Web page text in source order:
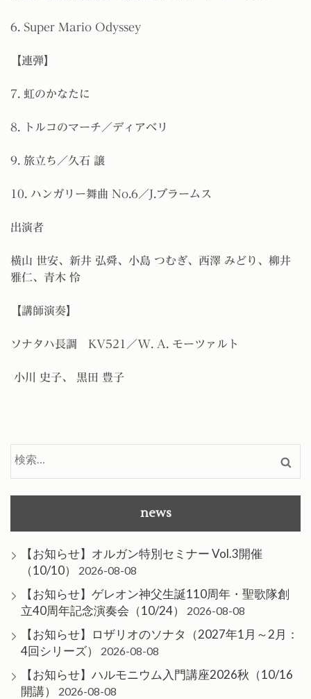
6. Super Mario Odyssey
【連弾】
7. 虹のかなたに
8. トルコのマーチ／ディアベリ
9. 旅立ち／久石 譲
10. ハンガリー舞曲 No.6／J.ブラームス
出演者
横山 世安、新井 弘舜、小島 つむぎ、西澤 みどり、柳井
雅仁、青木 怜
【講師演奏】
ソナタハ長調 KV521／W. A. モーツァルト
小川 史子、 黒田 豊子
news
【お知らせ】オルガン特別セミナー Vol.3開催
（10/10）
2026-08-08
【お知らせ】ゲレオン神父生誕110周年・聖歌隊創
立40周年記念演奏会（10/24）
2026-08-08
【お知らせ】ロザリオのソナタ（2027年1月～2月：
4回シリーズ）
2026-08-08
【お知らせ】ハルモニウム入門講座2026秋（10/16
開講）
2026-08-08